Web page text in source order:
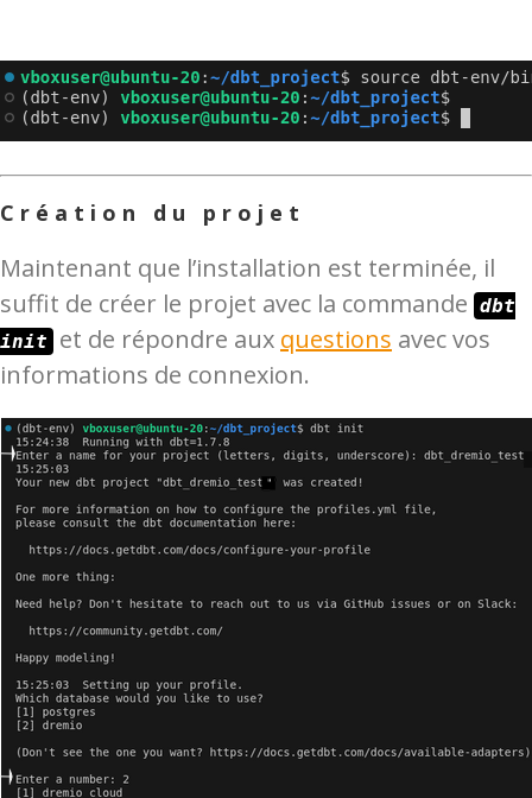
Création du projet
Maintenant que l’installation est terminée, il
suffit de créer le projet avec la commande dbt
init
et de répondre aux questions avec vos
informations de connexion.